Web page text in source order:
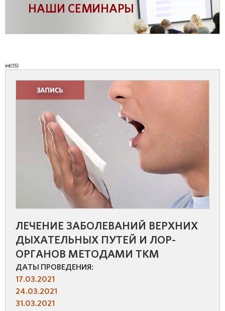
НАШИ СЕМИНАРЫ
int(15)
ЛЕЧЕНИЕ ЗАБОЛЕВАНИЙ ВЕРХНИХ
ДЫХАТЕЛЬНЫХ ПУТЕЙ И ЛОР-
ОРГАНОВ МЕТОДАМИ ТКМ
ДАТЫ ПРОВЕДЕНИЯ:
17.03.2021
24.03.2021
31.03.2021